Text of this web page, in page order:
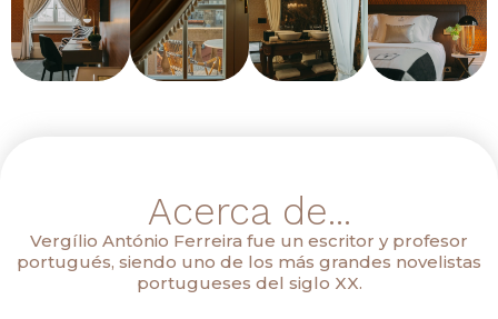
Acerca de...
Vergílio António Ferreira fue un escritor y profesor
portugués, siendo uno de los más grandes novelistas
portugueses del siglo XX.